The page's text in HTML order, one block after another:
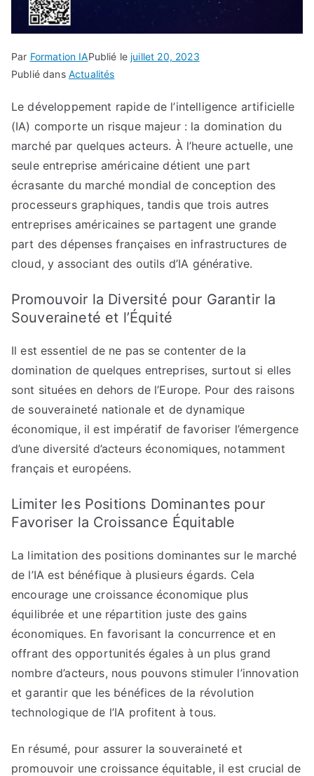
Par Formation IAPublié le juillet 20, 2023
Publié dans Actualités
Le développement rapide de l’intelligence artificielle
(IA) comporte un risque majeur : la domination du
marché par quelques acteurs. À l’heure actuelle, une
seule entreprise américaine détient une part
écrasante du marché mondial de conception des
processeurs graphiques, tandis que trois autres
entreprises américaines se partagent une grande
part des dépenses françaises en infrastructures de
cloud, y associant des outils d’IA générative.
Promouvoir la Diversité pour Garantir la
Souveraineté et l’Équité
Il est essentiel de ne pas se contenter de la
domination de quelques entreprises, surtout si elles
sont situées en dehors de l’Europe. Pour des raisons
de souveraineté nationale et de dynamique
économique, il est impératif de favoriser l’émergence
d’une diversité d’acteurs économiques, notamment
français et européens.
Limiter les Positions Dominantes pour
Favoriser la Croissance Équitable
La limitation des positions dominantes sur le marché
de l’IA est bénéfique à plusieurs égards. Cela
encourage une croissance économique plus
équilibrée et une répartition juste des gains
économiques. En favorisant la concurrence et en
offrant des opportunités égales à un plus grand
nombre d’acteurs, nous pouvons stimuler l’innovation
et garantir que les bénéfices de la révolution
technologique de l’IA profitent à tous.
En résumé, pour assurer la souveraineté et
promouvoir une croissance équitable, il est crucial de